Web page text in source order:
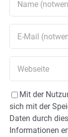
Mit der
sich mit der
Daten durch
Informationen